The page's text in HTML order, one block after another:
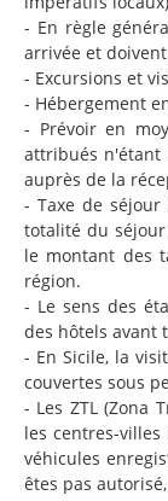
- En règle
arrivée et
- Excursions et
- Hébergement
- Prévoir en
attribués n'étant
auprès de la
- Taxe de
totalité du
le montant des
région.
- Le sens des
des hôtels avant
- En Sicile, la
couvertes sous
- Les ZTL (Zona
les centres-
véhicules
êtes pas